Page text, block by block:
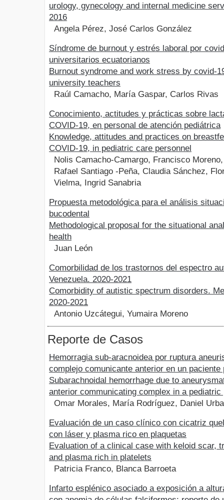
urology, gynecology and internal medicine
2016
Angela Pérez, José Carlos González
Síndrome de burnout y estrés laboral por
universitarios ecuatorianos
Burnout syndrome and work stress by covid-
university teachers
Raúl Camacho, María Gaspar, Carlos Rivas
Conocimiento, actitudes y prácticas sobre
COVID-19, en personal de atención pediátrica
Knowledge, attitudes and practices on
COVID-19, in pediatric care personnel
Nolis Camacho-Camargo, Francisco
Rafael Santiago -Peña, Claudia Sánchez,
Vielma, Ingrid Sanabria
Propuesta metodológica para el análisis
bucodental
Methodological proposal for the situational
health
Juan León
Comorbilidad de los trastornos del espectro
Venezuela. 2020-2021
Comorbidity of autistic spectrum disorders.
2020-2021
Antonio Uzcátegui, Yumaira Moreno
Reporte de Casos
Hemorragia sub-aracnoidea por ruptura
complejo comunicante anterior en un paciente
Subarachnoidal hemorrhage due to
anterior communicating complex in a pediatric
Omar Morales, María Rodríguez, Daniel
Evaluación de un caso clínico con cicatriz
con láser y plasma rico en plaquetas
Evaluation of a clinical case with keloid scar,
and plasma rich in platelets
Patricia Franco, Blanca Barroeta
Infarto esplénico asociado a exposición a